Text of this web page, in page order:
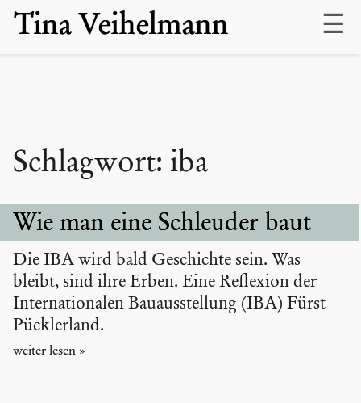
Skip
Tina Veihelmann
Schlagwort: iba
Wie man eine Schleuder baut
Die IBA wird bald Geschichte sein. Was
bleibt, sind ihre Erben. Eine Reflexion der
Internationalen Bauausstellung (IBA) Fürst-
Pücklerland.